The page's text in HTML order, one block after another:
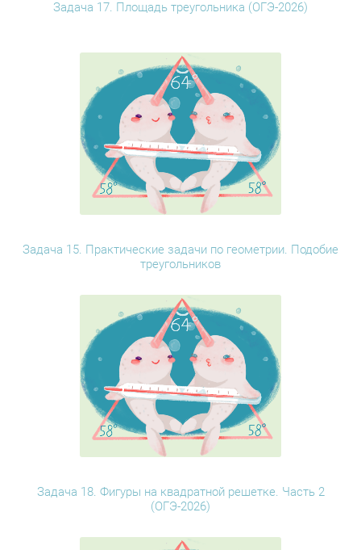
Задача 17. Площадь треугольника (ОГЭ-2026)
Задача 15. Практические задачи по геометрии. Подобие
треугольников
Задача 18. Фигуры на квадратной решетке. Часть 2
(ОГЭ-2026)